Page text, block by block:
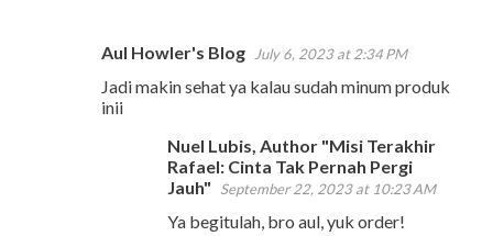
Aul Howler's Blog July 6, 2023 at 2:34 PM
Jadi makin sehat ya kalau sudah minum produk
inii
Nuel Lubis, Author "Misi Terakhir
Rafael: Cinta Tak Pernah Pergi
Jauh"
September 22, 2023 at 10:23 AM
Ya begitulah, bro aul, yuk order!